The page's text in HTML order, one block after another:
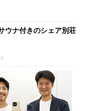
ウナ付きのシェア別荘